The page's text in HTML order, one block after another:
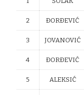
2 ĐORĐEVIĆ
3 JOVANOVIĆ
4 ĐORĐEVIĆ
5 ALEKSIĆ